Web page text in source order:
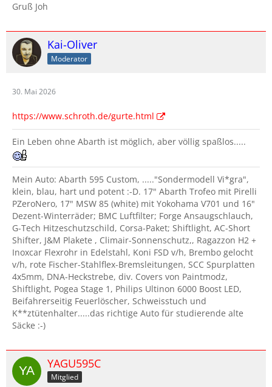
Gruß Joh
Kai-Oliver
Moderator
30. Mai 2026
https://www.schroth.de/gurte.html
Ein Leben ohne Abarth ist möglich, aber völlig spaßlos.....
Mein Auto: Abarth 595 Custom, ....."Sondermodell Vi*gra",
klein, blau, hart und potent :-D. 17" Abarth Trofeo mit Pirelli
PZeroNero, 17" MSW 85 (white) mit Yokohama V701 und 16"
Dezent-Winterräder; BMC Luftfilter; Forge Ansaugschlauch,
G-Tech Hitzeschutzschild, Corsa-Paket; Shiftlight, AC-Short
Shifter, J&M Plakete , Climair-Sonnenschutz,, Ragazzon H2 +
Inoxcar Flexrohr in Edelstahl, Koni FSD v/h, Brembo gelocht
v/h, rote Fischer-Stahlflex-Bremsleitungen, SCC Spurplatten
4x5mm, DNA-Heckstrebe, div. Covers von Paintmodz,
Shiftlight, Pogea Stage 1, Philips Ultinon 6000 Boost LED,
Beifahrerseitig Feuerlöscher, Schweisstuch und
K**ztütenhalter.....das richtige Auto für studierende alte
Säcke :-)
YAGU595C
Mitglied